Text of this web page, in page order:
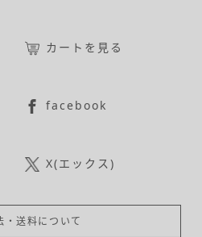
カートを見る
facebook
X(エックス)
・送料について